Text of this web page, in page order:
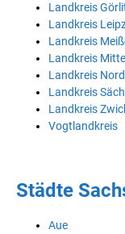
Landkreis
Landkreis
Landkreis
Landkreis
Landkreis
Landkreis
Landkreis
Vogtlandkreis
Städte
Aue